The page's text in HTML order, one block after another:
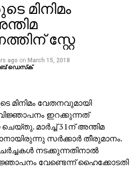
മിനിമം
സ്റ്റേ
ago on March 15, 2018
ഡെസ്‌ക്‌
മിനിമം വേതനവുമായി
വിജ്ഞാപനം ഇറക്കുന്നത്
മാര്‍ച്ച് 31ന് അന്തിമ
സര്‍ക്കാര്‍ തീരുമാനം.
നടക്കുന്നതിനാല്‍
വേണ്ടെന്ന് ഹൈക്കോടതി